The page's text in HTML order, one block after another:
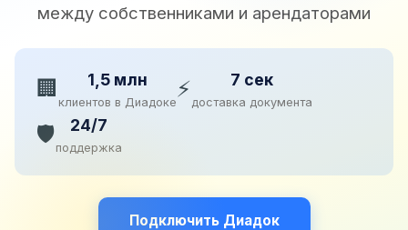
между собственниками и арендаторами
🏢 1,5 млн
клиентов в Диадоке⚡ 7 сек
доставка документа
🛡️ 24/7
поддержка
Подключить Диадок